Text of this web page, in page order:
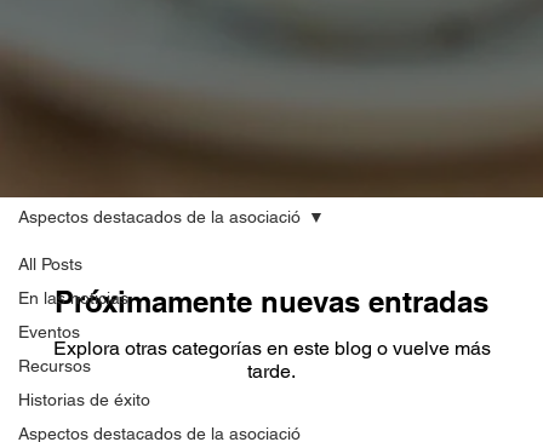
All Posts
En las noticias
Eventos
Recursos
Historias de éxito
Aspectos destacados de la asociació
Aspectos destacados de la asociació
Próximamente nuevas entradas
Explora otras categorías en este blog o vuelve más
tarde.